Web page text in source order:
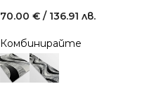
70.00 € / 136.91 лв.
Комбинирайте